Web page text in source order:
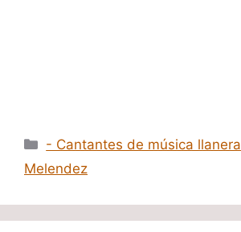
Categorías
- Cantantes de música llanera
Melendez